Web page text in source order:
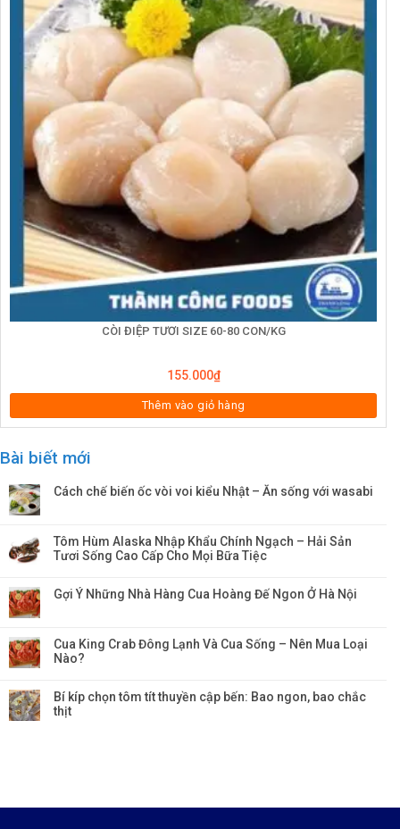
CÒI ĐIỆP TƯƠI SIZE 60-80 CON/KG
155.000₫
Thêm vào giỏ hàng
Bài biết mới
Cách chế biến ốc vòi voi kiểu Nhật – Ăn sống với wasabi
Tôm Hùm Alaska Nhập Khẩu Chính Ngạch – Hải Sản
Tươi Sống Cao Cấp Cho Mọi Bữa Tiệc
Gợi Ý Những Nhà Hàng Cua Hoàng Đế Ngon Ở Hà Nội
Cua King Crab Đông Lạnh Và Cua Sống – Nên Mua Loại
Nào?
Bí kíp chọn tôm tít thuyền cập bến: Bao ngon, bao chắc
thịt